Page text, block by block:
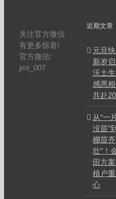
关注官方微信
有更多惊喜!
官方微信:
jmt_007
近期文章
元旦
新岁启
沃土生
感恩相
共赴
从“一
没苗”
棚苗
壮”！
田方
植户
心